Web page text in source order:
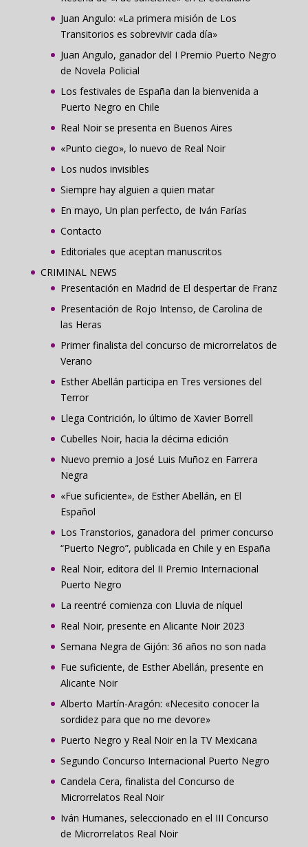
Juan Angulo: «La primera misión de Los
Transitorios es sobrevivir cada día»
Juan Angulo, ganador del I Premio Puerto Negro
de Novela Policial
Los festivales de España dan la bienvenida a
Puerto Negro en Chile
Real Noir se presenta en Buenos Aires
«Punto ciego», lo nuevo de Real Noir
Los nudos invisibles
Siempre hay alguien a quien matar
En mayo, Un plan perfecto, de Iván Farías
Contacto
Editoriales que aceptan manuscritos
CRIMINAL NEWS
Presentación en Madrid de El despertar de Franz
Presentación de Rojo Intenso, de Carolina de
las Heras
Primer finalista del concurso de microrrelatos de
Verano
Esther Abellán participa en Tres versiones del
Terror
Llega Contrición, lo último de Xavier Borrell
Cubelles Noir, hacia la décima edición
Nuevo premio a José Luis Muñoz en Farrera
Negra
«Fue suficiente», de Esther Abellán, en El
Español
Los Transtorios, ganadora del primer concurso
“Puerto Negro”, publicada en Chile y en España
Real Noir, editora del II Premio Internacional
Puerto Negro
La reentré comienza con Lluvia de níquel
Real Noir, presente en Alicante Noir 2023
Semana Negra de Gijón: 36 años no son nada
Fue suficiente, de Esther Abellán, presente en
Alicante Noir
Alberto Martín-Aragón: «Necesito conocer la
sordidez para que no me devore»
Puerto Negro y Real Noir en la TV Mexicana
Segundo Concurso Internacional Puerto Negro
Candela Cera, finalista del Concurso de
Microrrelatos Real Noir
Iván Humanes, seleccionado en el III Concurso
de Microrrelatos Real Noir